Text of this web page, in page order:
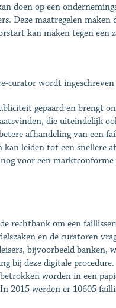
doen op een
Deze maatregelen maken
kan maken tegen een
curator wordt
gepaard en brengt
die uiteindelijk
afhandeling van een
leiden tot een snellere
voor een
rechtbank om een
en de curatoren
bijvoorbeeld banken,
bij deze digitale
worden in een
2015 werden er 10605